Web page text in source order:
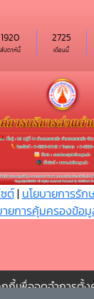
สัปดาห์นี้
1920
เดือนนี้
2725
ต์| นโยบายการรั
ายการคุ้มครองข้อ
กกี้เพื่อจดจำการตั้